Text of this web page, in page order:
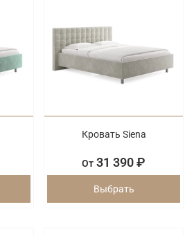
Кровать Siena
От 31 390 ₽
Выбрать